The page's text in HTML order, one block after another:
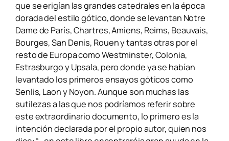
que se erigían las grandes catedrales en la época
dorada del estilo gótico, donde se levantan Notre
Dame de París, Chartres, Amiens, Reims, Beauvais,
Bourges,San Denis, Rouen y tantas otras por el
resto de Europa como Westminster, Colonia,
Estrasburgo y Upsala, pero donde ya se habían
levantado los primeros ensayos góticos como
Senlis, Laon y Noyon. Aunque son muchas las
sutilezas a las que nos podríamos referir sobre
este extraordinario documento, lo primero es la
intención declarada por el propio autor, quien nos